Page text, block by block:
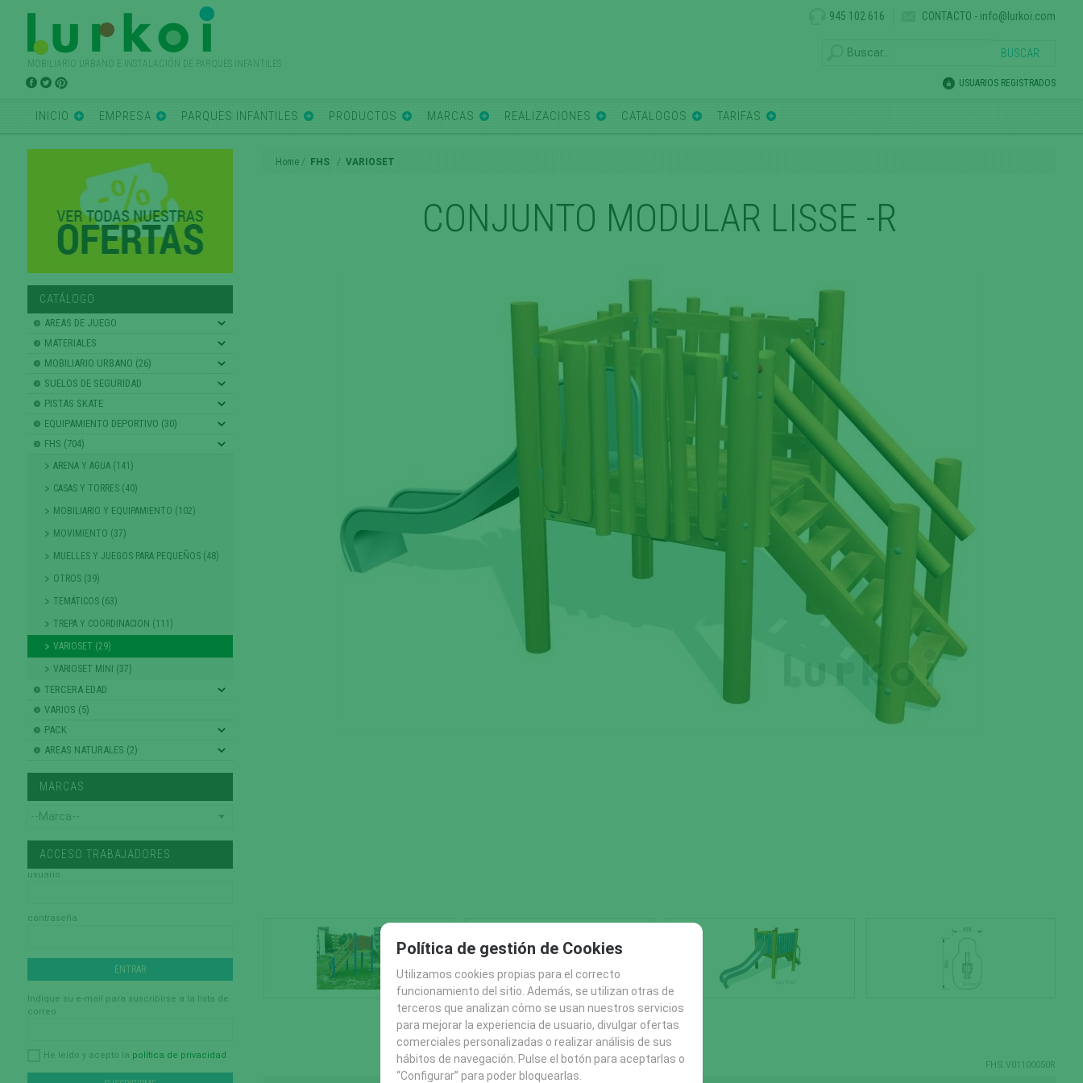
MOBILIARIO URBANO E INSTALACIÓN DE PARQUES INFANTILES
945 102 616 CONTACTO - info@lurkoi.com
USUARIOS REGISTRADOS
INICIO EMPRESA PARQUES INFANTILES PRODUCTOS MARCAS REALIZACIONES CATALOGOS TARIFAS
CATÁLOGO
AREAS DE JUEGO
MATERIALES
MOBILIARIO URBANO (26)
SUELOS DE SEGURIDAD
PISTAS SKATE
EQUIPAMIENTO DEPORTIVO (30)
FHS (704)
ARENA Y AGUA (141)
CASAS Y TORRES (40)
MOBILIARIO Y EQUIPAMIENTO (102)
MOVIMIENTO (37)
MUELLES Y JUEGOS PARA PEQUEÑOS (48)
OTROS (39)
TEMÁTICOS (63)
TREPA Y COORDINACION (111)
VARIOSET (29)
VARIOSET MINI (37)
TERCERA EDAD
VARIOS (5)
PACK
AREAS NATURALES (2)
MARCAS
ACCESO TRABAJADORES
usuario
contraseña
Indique su e-mail para suscribirse a la lista de
correo
He leído y acepto la política de privacidad
Home FHS VARIOSET
CONJUNTO MODULAR LISSE -R
FHS.V01100050R
Política de gestión de Cookies
Utilizamos cookies propias para el correcto
funcionamiento del sitio. Además, se utilizan otras de
terceros que analizan cómo se usan nuestros servicios
para mejorar la experiencia de usuario, divulgar ofertas
comerciales personalizadas o realizar análisis de sus
hábitos de navegación. Pulse el botón para aceptarlas o
“Configurar” para poder bloquearlas.